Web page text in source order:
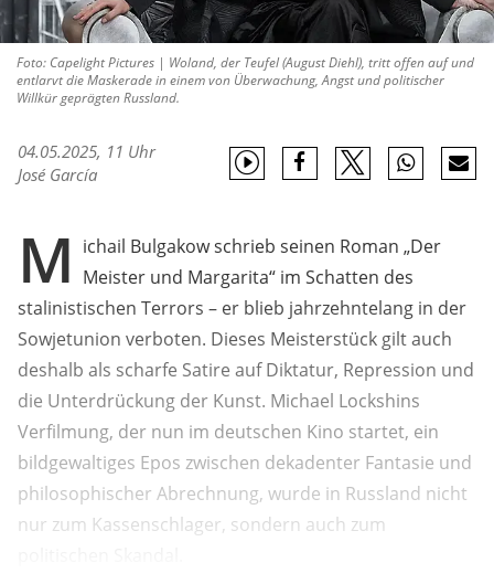
Foto: Capelight Pictures | Woland, der Teufel (August Diehl), tritt offen auf und
entlarvt die Maskerade in einem von Überwachung, Angst und politischer
Willkür geprägten Russland.
04.05.2025, 11 Uhr
José García
M ichail Bulgakow schrieb seinen Roman „Der
Meister und Margarita“ im Schatten des
stalinistischen Terrors – er blieb jahrzehntelang in der
Sowjetunion verboten. Dieses Meisterstück gilt auch
deshalb als scharfe Satire auf Diktatur, Repression und
die Unterdrückung der Kunst. Michael Lockshins
Verfilmung, der nun im deutschen Kino startet, ein
bildgewaltiges Epos zwischen dekadenter Fantasie und
philosophischer Abrechnung, wurde in Russland nicht
nur zum Kassenschlager, sondern auch zum